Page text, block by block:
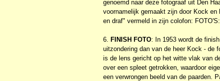
genoemd naar deze fotograaf uit Den
voornamelijk gemaakt zijn door Kock
en draf" vermeld in zijn colofon:
6. FINISH FOTO: In 1953 wordt de
uitzondering dan van de heer Kock - de
is de lens gericht op het witte vlak van
over een spleet getrokken, waardoor
een verwrongen beeld van de paarden.